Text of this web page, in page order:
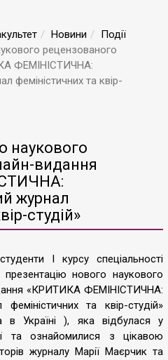
Новини
Події
рецензованого
ФЕМІНІСТИЧНА:
феміністичних та квір-
наукового
видання
журнал
студій»
І курсу спеціальності
презентацію нового наукового
«КРИТИКА ФЕМІНІСТИЧНА:
та квір-студій»
в Україні ), яка відбулася у
та ознайомилися з цікавою
журналу Марії Маєрчик та